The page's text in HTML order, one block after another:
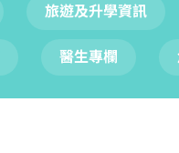
旅遊及升學資訊
醫生專欄